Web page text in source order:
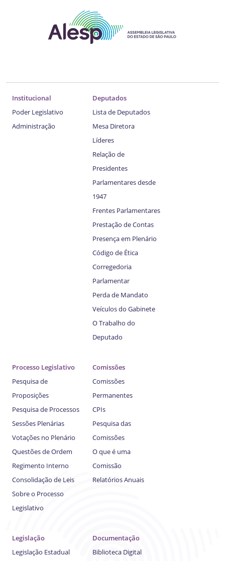
Institucional
Poder Legislativo
Administração
Deputados
Lista de Deputados
Mesa Diretora
Líderes
Relação de
Presidentes
Parlamentares desde
1947
Frentes Parlamentares
Prestação de Contas
Presença em Plenário
Código de Ética
Corregedoria
Parlamentar
Perda de Mandato
Veículos do Gabinete
O Trabalho do
Deputado
Processo Legislativo
Pesquisa de
Proposições
Pesquisa de Processos
Sessões Plenárias
Votações no Plenário
Questões de Ordem
Regimento Interno
Consolidação de Leis
Sobre o Processo
Legislativo
Comissões
Comissões
Permanentes
CPIs
Pesquisa das
Comissões
O que é uma
Comissão
Relatórios Anuais
Legislação
Legislação Estadual
Documentação
Biblioteca Digital